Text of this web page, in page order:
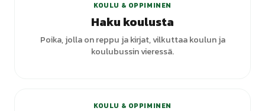
KOULU & OPPIMINEN
Haku koulusta
Poika, jolla on reppu ja kirjat, vilkuttaa koulun ja
koulubussin vieressä.
KOULU & OPPIMINEN